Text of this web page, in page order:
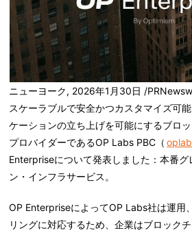
ニューヨーク, 2026年1月30日 /
スケーラブルで安全かつカスタマイズ可
ケーションの立ち上げを可能にするブロ
プロバイダーであるOP Labs PBC（
Enterpriseについて発表しました：本番
ン・インフラサービス。
OP EnterpriseによってOP Labs社は運用
リングに対応するため、企業はブロック